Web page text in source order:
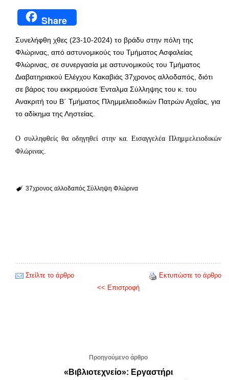
Share
Συνελήφθη χθες (23-10-2024) το βράδυ στην πόλη της
Φλώρινας, από αστυνομικούς του Τμήματος Ασφαλείας
Φλώρινας, σε συνεργασία με αστυνομικούς του Τμήματος
Διαβατηριακού Ελέγχου Κακαβιάς 37χρονος αλλοδαπός, διότι
σε βάρος του εκκρεμούσε Ένταλμα Σύλληψης του κ. του
Ανακριτή του Β΄ Τμήματος Πλημμελειοδικών Πατρών Αχαΐας, για
το αδίκημα της Ληστείας.
Ο συλληφθείς θα οδηγηθεί στην κα. Εισαγγελέα Πλημμελειοδικών
Φλώρινας.
37χρονος αλλοδαπός Σύλληψη Φλώρινα
Στείλτε το άρθρο
Εκτυπώστε το άρθρο
<< Επιστροφή
Προηγούμενο άρθρο
«Βιβλιοτεχνείο»: Εργαστήρι